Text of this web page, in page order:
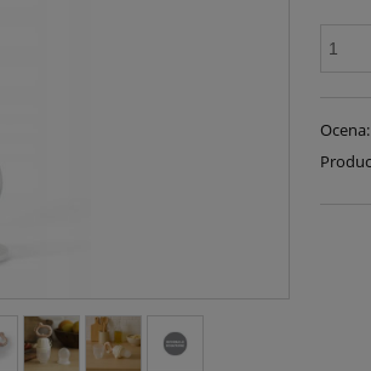
Ocena: